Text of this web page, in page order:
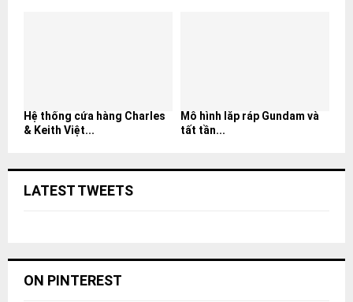
Hệ thống cửa hàng Charles
& Keith Việt...
Mô hình lắp ráp Gundam và
tất tần...
LATEST TWEETS
ON PINTEREST